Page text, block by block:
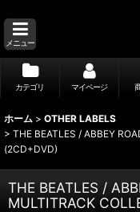
メニュー
カテゴリ マイページ
ホーム > OTHER LABELS
> THE BEATLES / ABBEY
(2CD+DVD)
THE BEATLES /
MULTITRACK